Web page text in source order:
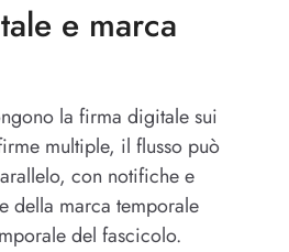
e marca
la firma digitale sui
multiple, il flusso può
con notifiche e
della marca temporale
del fascicolo.